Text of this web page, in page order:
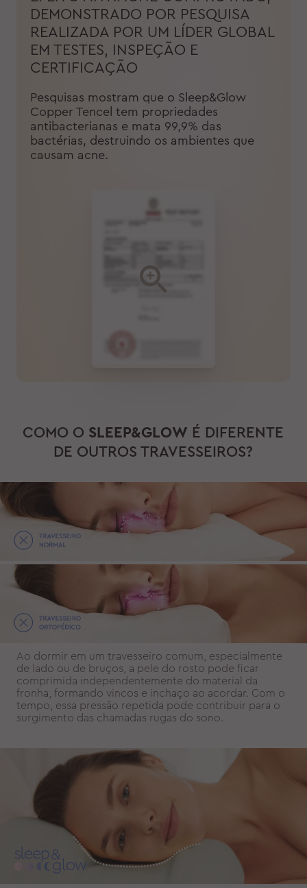
DEMONSTRADO POR PESQUISA
REALIZADA POR UM LÍDER GLOBAL
EM TESTES, INSPEÇÃO E
CERTIFICAÇÃO
Pesquisas mostram que o Sleep&Glow
Copper Tencel tem propriedades
antibacterianas e mata 99,9% das
bactérias, destruindo os ambientes que
causam acne.
COMO O SLEEP&GLOW É DIFERENTE
DE OUTROS TRAVESSEIROS?
Ao dormir em um travesseiro comum, especialmente
de lado ou de bruços, a pele do rosto pode ficar
comprimida independentemente do material da
fronha, formando vincos e inchaço ao acordar. Com o
tempo, essa pressão repetida pode contribuir para o
surgimento das chamadas rugas do sono.